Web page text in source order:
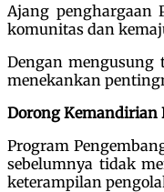
Ajang penghargaan
komunitas dan
Dengan mengusung
menekankan
Dorong Kemandirian
Program
sebelumnya tidak
keterampilan